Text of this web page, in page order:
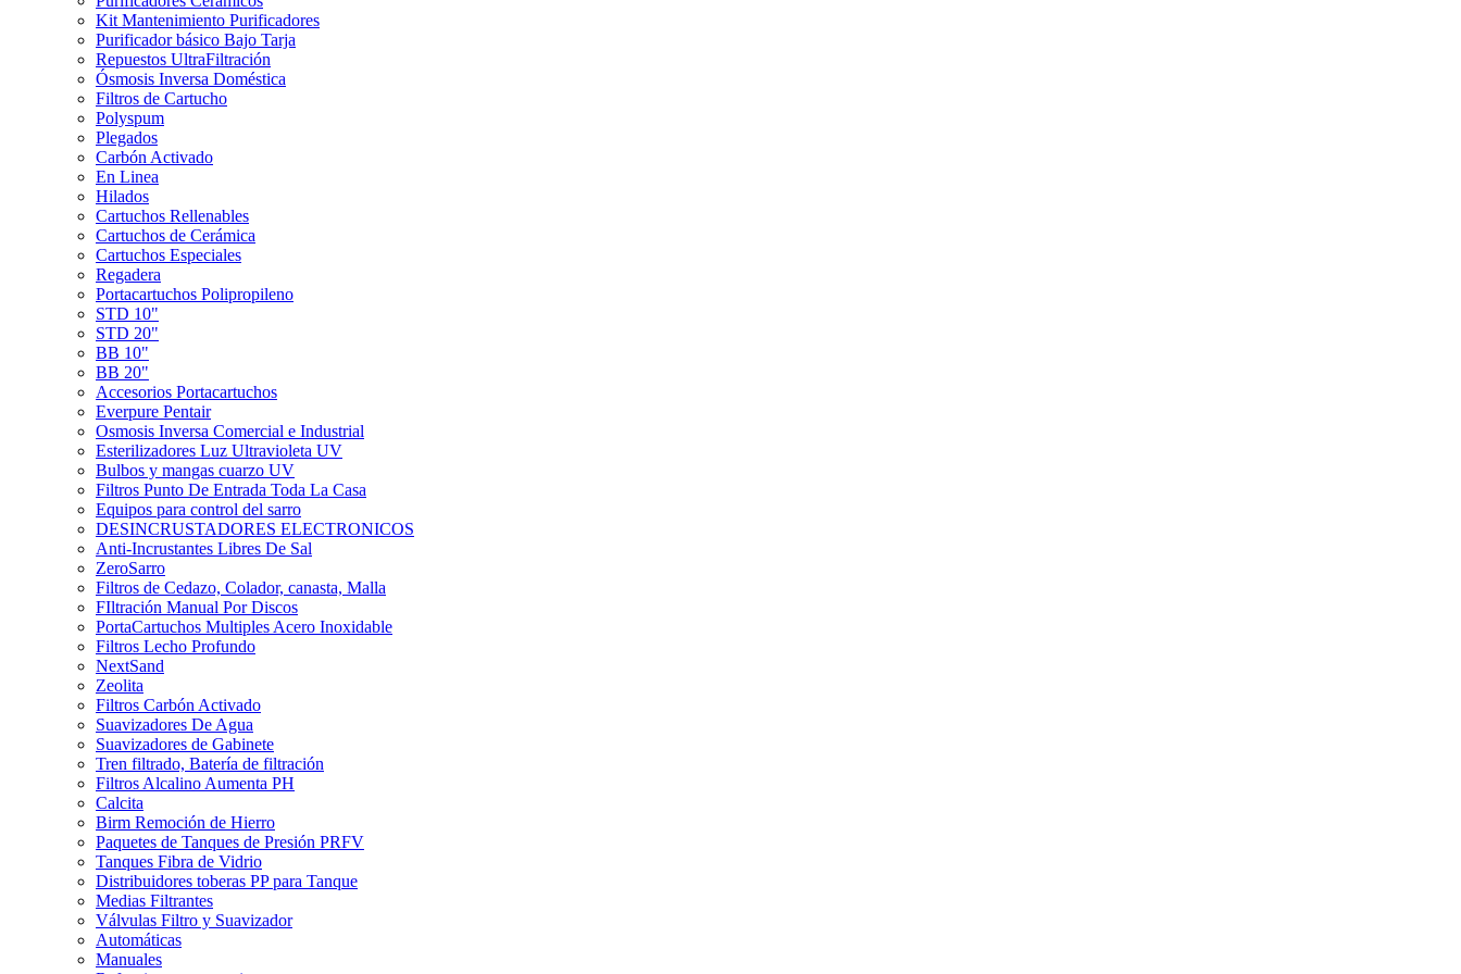
Kit Mantenimiento Purificadores
Purificador básico Bajo Tarja
Repuestos UltraFiltración
Ósmosis Inversa Doméstica
Filtros de Cartucho
Polyspum
Plegados
Carbón Activado
En Linea
Hilados
Cartuchos Rellenables
Cartuchos de Cerámica
Cartuchos Especiales
Regadera
Portacartuchos Polipropileno
STD 10"
STD 20"
BB 10"
BB 20"
Accesorios Portacartuchos
Everpure Pentair
Osmosis Inversa Comercial e Industrial
Esterilizadores Luz Ultravioleta UV
Bulbos y mangas cuarzo UV
Filtros Punto De Entrada Toda La Casa
Equipos para control del sarro
DESINCRUSTADORES ELECTRONICOS
Anti-Incrustantes Libres De Sal
ZeroSarro
Filtros de Cedazo, Colador, canasta, Malla
FIltración Manual Por Discos
PortaCartuchos Multiples Acero Inoxidable
Filtros Lecho Profundo
NextSand
Zeolita
Filtros Carbón Activado
Suavizadores De Agua
Suavizadores de Gabinete
Tren filtrado, Batería de filtración
Filtros Alcalino Aumenta PH
Calcita
Birm Remoción de Hierro
Paquetes de Tanques de Presión PRFV
Tanques Fibra de Vidrio
Distribuidores toberas PP para Tanque
Medias Filtrantes
Válvulas Filtro y Suavizador
Automáticas
Manuales